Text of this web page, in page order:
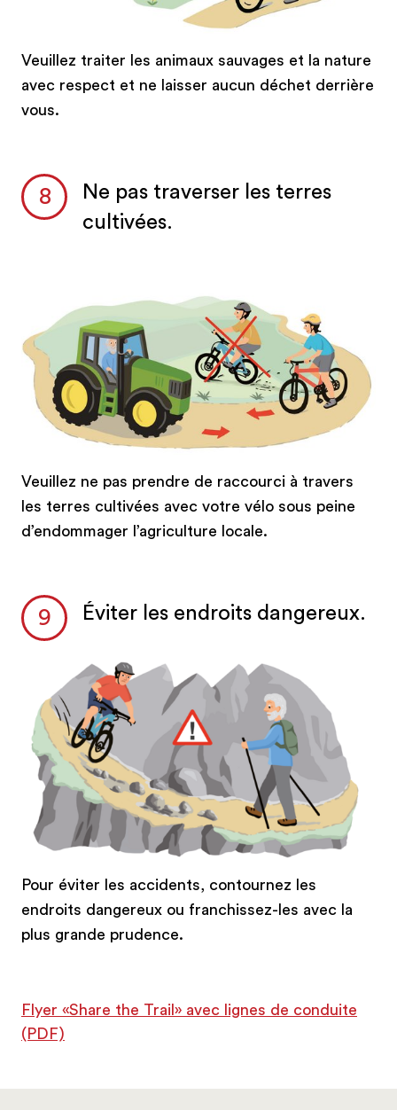
Veuillez traiter les animaux sauvages et la nature
avec respect et ne laisser aucun déchet derrière
vous.
Ne pas traverser les terres
cultivées.
Veuillez ne pas prendre de raccourci à travers
les terres cultivées avec votre vélo sous peine
d’endommager l’agriculture locale.
Éviter les endroits dangereux.
Pour éviter les accidents, contournez les
endroits dangereux ou franchissez-les avec la
plus grande prudence.
Flyer «Share the Trail» avec lignes de conduite
(PDF)